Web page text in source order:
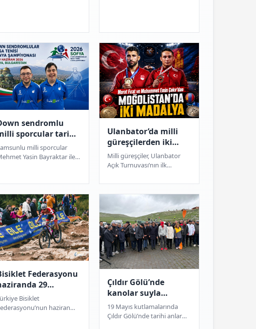
sendromlu
sporcular tarih
istiyor
milli sporcular
Yasin Bayraktar ile
madalya ka...
Ulanbator’da milli
güreşçilerden iki
madalya sevinci
Milli güreşçiler, Ulanbator
Açık Turnuvası’nın ilk
bir gümüş ve bir bronz
madalya kazandı....
Federasyonu
29
Bisiklet
haziran
Çıldır Gölü’nde
kanolar suyla
buluştu
19 Mayıs kutlamalarında
Çıldır Gölü’nde tarihi anlar